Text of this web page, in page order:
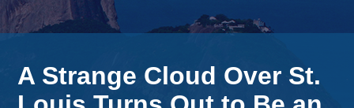
A Strange Cloud Over St.